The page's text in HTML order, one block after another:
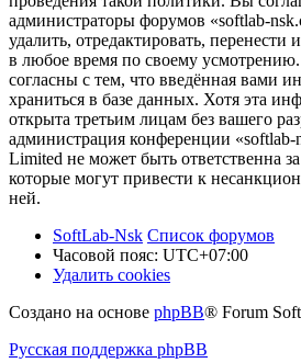
администраторы форумов «softlab-
удалить, отредактировать,
в любое время по своему
согласны с тем, что введённая вами
храниться в базе данных. Хотя эта
открыта третьим лицам без вашего
администрация конференции
Limited не может быть ответственна
которые могут привести к
ней.
SoftLab-Nsk Список форумов
Часовой пояс: UTC+07:00
Удалить cookies
Создано на основе phpBB® Forum
Русская поддержка phpBB